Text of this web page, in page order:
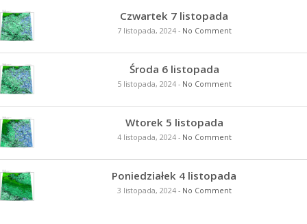
Czwartek 7 listopada
7 listopada, 2024- No Comment
Środa 6 listopada
5 listopada, 2024- No Comment
Wtorek 5 listopada
4 listopada, 2024- No Comment
Poniedziałek 4 listopada
3 listopada, 2024- No Comment